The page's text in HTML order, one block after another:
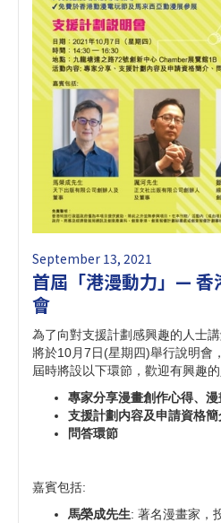
September 13, 2021
首屆「港漫動力」— 香
會
為了向對支援計劃感興趣的人士
將於10月7日(星期四)舉行說明會
屆時將設以下環節，歡迎有興趣的
專家分享漫畫創作心得、
支援計劃内容及申請資格簡
問答環節
嘉賓包括:
馬榮成先生: 著名漫畫家，